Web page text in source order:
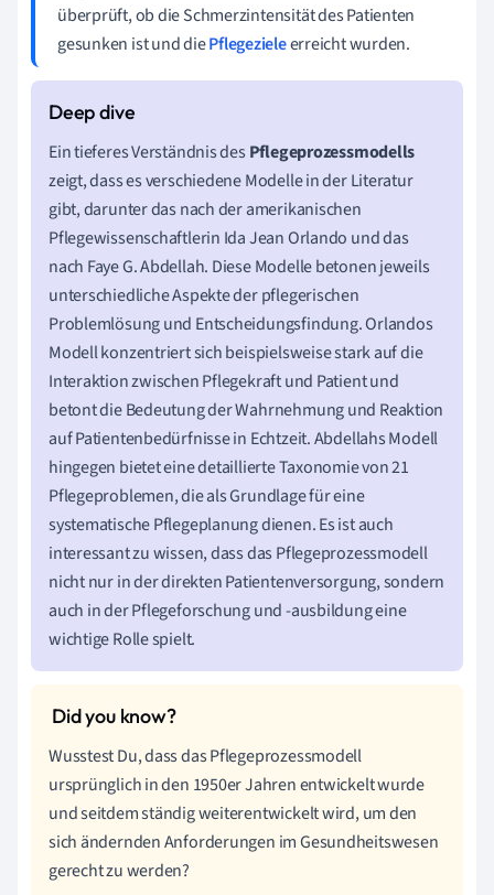
überprüft, ob die Schmerzintensität des Patienten
gesunken ist und diePflegezieleerreicht wurden.
Ein tieferes Verständnis des Pflegeprozessmodells
zeigt, dass es verschiedene Modelle in der Literatur
gibt, darunter das nach der amerikanischen
Pflegewissenschaftlerin Ida Jean Orlando und das
nach Faye G. Abdellah. Diese Modelle betonen jeweils
unterschiedliche Aspekte der pflegerischen
Problemlösung und Entscheidungsfindung. Orlandos
Modell konzentriert sich beispielsweise stark auf die
Interaktion zwischen Pflegekraft und Patient und
betont die Bedeutung der Wahrnehmung und Reaktion
auf Patientenbedürfnisse in Echtzeit. Abdellahs Modell
hingegen bietet eine detaillierte Taxonomie von 21
Pflegeproblemen, die als Grundlage für eine
systematische Pflegeplanung dienen. Es ist auch
interessant zu wissen, dass das Pflegeprozessmodell
nicht nur in der direkten Patientenversorgung, sondern
auch in der Pflegeforschung und -ausbildung eine
wichtige Rolle spielt.
Wusstest Du, dass das Pflegeprozessmodell
ursprünglich in den 1950er Jahren entwickelt wurde
und seitdem ständig weiterentwickelt wird, um den
sich ändernden Anforderungen im Gesundheitswesen
gerecht zu werden?